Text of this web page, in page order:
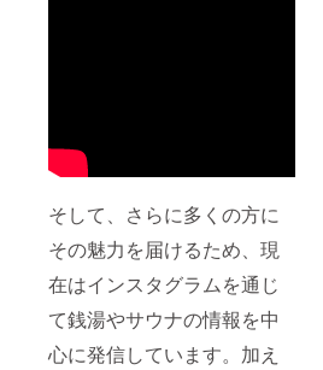
そして、さらに多くの方に
その魅力を届けるため、現
在はインスタグラムを通じ
て銭湯やサウナの情報を中
心に発信しています。加え